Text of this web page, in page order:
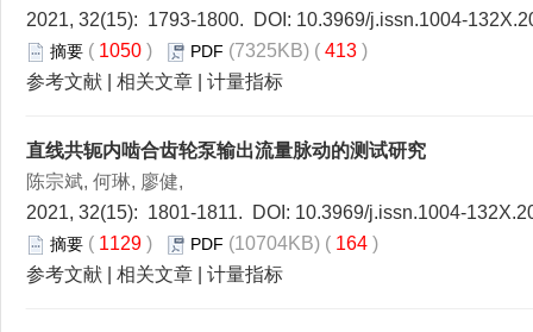
2021, 32(15): 1793-1800. DOI: 10.3969/j.issn.1004-
摘要 ( 1050 ) PDF (7325KB) ( 413 )
参考文献
相关文章 计量指标
直线共轭内啮合齿轮泵输出流量脉动的测试研究
陈宗斌, 何琳, 廖健,
2021, 32(15): 1801-1811. DOI: 10.3969/j.issn.1004-
摘要 ( 1129 ) PDF (10704KB) ( 164 )
参考文献
相关文章 计量指标